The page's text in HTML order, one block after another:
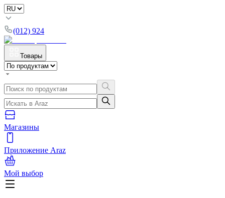
(012) 924
Товары
Магазины
Приложение Araz
Мой выбор